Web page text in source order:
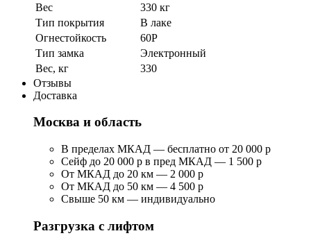
Вес
330 кг
Тип покрытия
В лаке
Огнестойкость
60P
Тип замка
Электронный
Вес, кг
330
Отзывы
Доставка
Москва и область
В пределах МКАД — бесплатно от 20 000 р
Сейф до 20 000 р в пред МКАД — 1 500 р
От МКАД до 20 км — 2 000 р
От МКАД до 50 км — 4 500 р
Свыше 50 км — индивидуально
Разгрузка с лифтом